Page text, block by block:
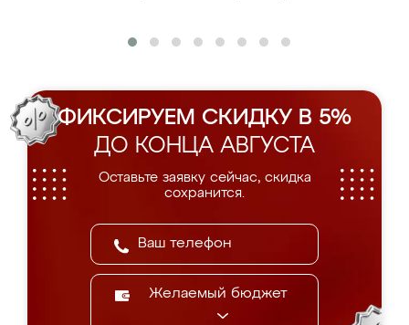
ФИКСИРУЕМ СКИДКУ В 5%
ДО КОНЦА АВГУСТА
Оставьте заявку сейчас, скидка
сохранится.
Желаемый бюджет